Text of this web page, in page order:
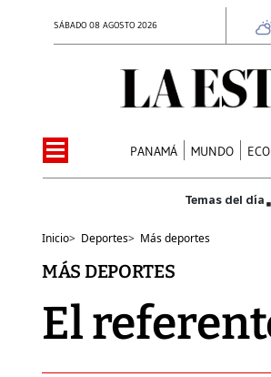
SÁBADO 08 AGOSTO 2026
PANAMÁ MUNDO
Inicio> Deportes> Más deportes
MÁS DEPORTES
El